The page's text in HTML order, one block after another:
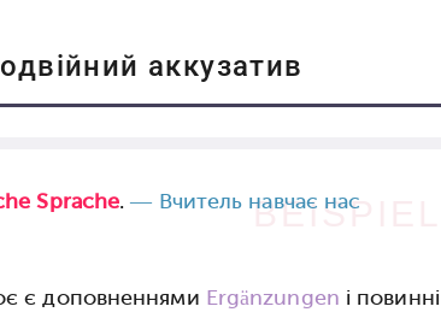
аккузатив
BEISPIEL
Sprache.— Вчитель навчає нас
є доповненнями Ergänzungen і повинні